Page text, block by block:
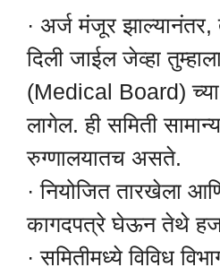
· अर्ज मंजूर झाल्यानंतर,
दिली जाईल जेव्हा
(Medical Board) च्या
लागेल. ही समिती
रुग्णालयातच असते.
· नियोजित तारखेला
कागदपत्रे घेऊन तेथे
· समितीमध्ये विविध